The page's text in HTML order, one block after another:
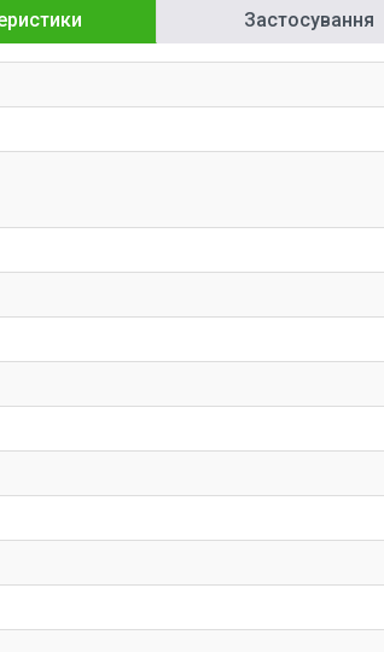
Застосування